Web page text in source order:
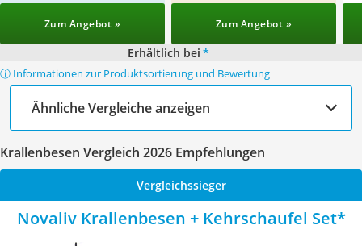
Zum Angebot » Zum Angebot »
Erhältlich bei *
ⓘ Informationen zur Produktsortierung und Bewertung
Ähnliche Vergleiche anzeigen
Krallenbesen Vergleich 2026 Empfehlungen
Vergleichssieger
Novaliv Krallenbesen + Kehrschaufel Set